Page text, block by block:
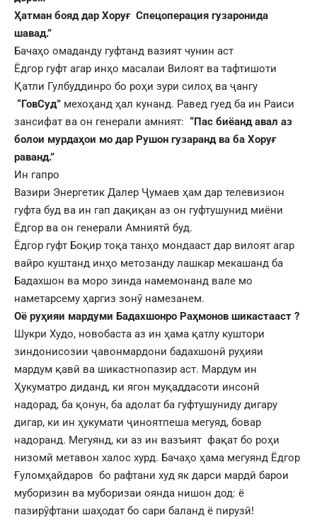
Ҳатман бояд дар Хоруғ Спецоперация гузаронида
шавад.”
Бачаҳо омаданду гуфтанд вазият чунин аст
Ёдгор гуфт агар инҳо масалаи Вилоят ва тафтишоти
Қатли Гулбуддинро бо роҳи зури силоҳ ва ҷангу
“ГовСуд” мехоҳанд ҳал кунанд. Равед гуед ба ин Раиси
зансифат ва он генерали амният: “Пас биёанд авал аз
болои мурдаҳои мо дар Рушон гузаранд ва ба Хоруғ
раванд.”
Ин гапро
Вазири Энергетик Далер Ҷумаев ҳам дар телевизион
гуфта буд ва ин гап дақиқан аз он гуфтушунид миёни
Ёдгор ва он генерали Амниятӣ буд.
Ёдгор гуфт Боқир тоқа танҳо мондааст дар вилоят агар
вайро куштанд инҳо метозанду лашкар мекашанд ба
Бадахшон ва моро зинда намемонанд вале мо
наметарсему ҳаргиз зонӯ намезанем.
Оё руҳияи мардуми Бадахшонро Раҳмонов шикастааст ?
Шукри Худо, новобаста аз ин ҳама қатлу куштори
зиндонисозии ҷавонмардони бадахшонӣ руҳияи
мардум қавӣ ва шикастнопазир аст. Мардум ин
Ҳукуматро диданд, ки ягон муқаддасоти инсонӣ
надорад, ба қонун, ба адолат ба гуфтушуниду дигару
дигар, ки ин ҳукумати ҷиноятпеша мегуяд, бовар
надоранд. Мегуянд, ки аз ин вазъият фақат бо роҳи
низомӣ метавон халос хурд. Бачаҳо ҳама мегуянд Ёдгор
Ғуломҳайдаров бо рафтани худ як дарси мардӣ барои
муборизин ва муборизаи оянда нишон дод: ё
пазирӯфтани шаҳодат бо сари баланд ё пирузӣ!